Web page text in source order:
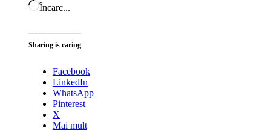
Încarc...
Sharing is caring
Facebook
LinkedIn
WhatsApp
Pinterest
X
Mai mult